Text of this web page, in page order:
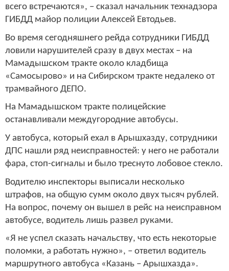
всего встречаются», – сказал начальник технадзора
ГИБДД майор полиции Алексей Евтодьев.
Во время сегодняшнего рейда сотрудники ГИБДД
ловили нарушителей сразу в двух местах – на
Мамадышском тракте около кладбища
«Самосырово» и на Сибирском тракте недалеко от
трамвайного ДЕПО.
На Мамадышском тракте полицейские
останавливали междугородние автобусы.
У автобуса, который ехал в Арышхазду, сотрудники
ДПС нашли ряд неисправностей: у него не работали
фара, стоп-сигналы и было треснуто лобовое стекло.
Водителю инспекторы выписали несколько
штрафов, на общую сумм около двух тысяч рублей.
На вопрос, почему он вышел в рейс на неисправном
автобусе, водитель лишь развел руками.
«Я не успел сказать начальству, что есть некоторые
поломки, а работать нужно», – ответил водитель
маршрутного автобуса «Казань – Арышхазда».